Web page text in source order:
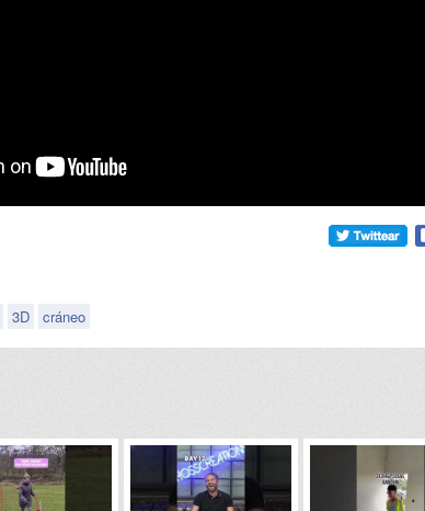
3D cráneo